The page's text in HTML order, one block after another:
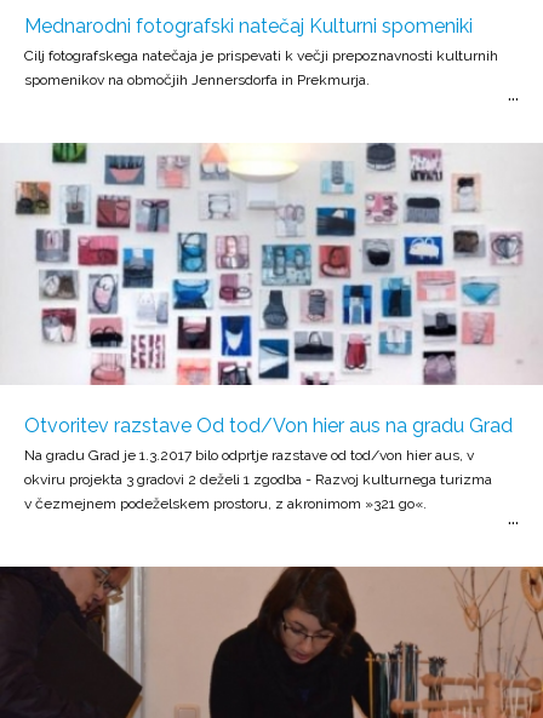
Mednarodni fotografski natečaj Kulturni spomeniki
Cilj fotografskega natečaja je prispevati k večji prepoznavnosti kulturnih
spomenikov na območjih Jennersdorfa in Prekmurja.
Otvoritev razstave Od tod/Von hier aus na gradu Grad
Na gradu Grad je 1.3.2017 bilo odprtje razstave od tod/von hier aus, v
okviru projekta 3 gradovi 2 deželi 1 zgodba - Razvoj kulturnega turizma
v čezmejnem podeželskem prostoru, z akronimom »321 go«.